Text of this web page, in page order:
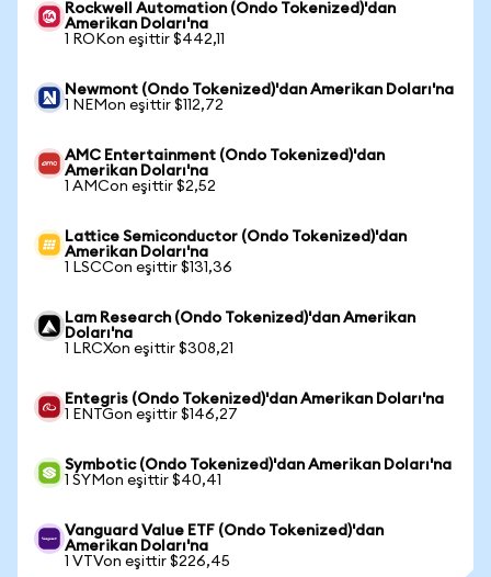
Rockwell Automation (Ondo Tokenized)'dan
Amerikan Doları'na
1 ROKon eşittir $442,11
Newmont (Ondo Tokenized)'dan Amerikan Doları'na
1 NEMon eşittir $112,72
AMC Entertainment (Ondo Tokenized)'dan
Amerikan Doları'na
1 AMCon eşittir $2,52
Lattice Semiconductor (Ondo Tokenized)'dan
Amerikan Doları'na
1 LSCCon eşittir $131,36
Lam Research (Ondo Tokenized)'dan Amerikan
Doları'na
1 LRCXon eşittir $308,21
Entegris (Ondo Tokenized)'dan Amerikan Doları'na
1 ENTGon eşittir $146,27
Symbotic (Ondo Tokenized)'dan Amerikan Doları'na
1 SYMon eşittir $40,41
Vanguard Value ETF (Ondo Tokenized)'dan
Amerikan Doları'na
1 VTVon eşittir $226,45